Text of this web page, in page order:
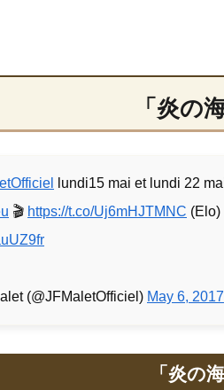
「炎の
lundi15 mai et lundi 22
🎬 https://t.co/Uj6mHJTMNC (Elo)
(@JFMaletOfficiel) May 6, 2017
「炎の